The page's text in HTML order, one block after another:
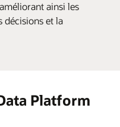
ainsi les
décisions et la
Platform